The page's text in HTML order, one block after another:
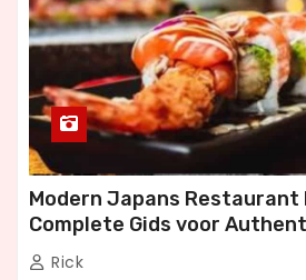
Modern Japans Restaurant
Complete Gids voor
Dineren
Rick